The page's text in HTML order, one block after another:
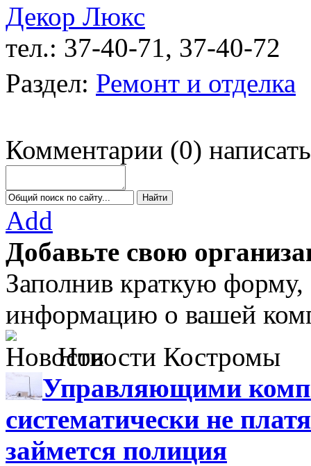
Декор Люкс
тел.: 37-40-71, 37-40-72
Раздел: Ремонт и отделка
Комментарии (0) написать
Add
Добавьте свою
Заполнив краткую
информацию о вашей
Новости Костромы
Управляющими
систематически не
займется полиция